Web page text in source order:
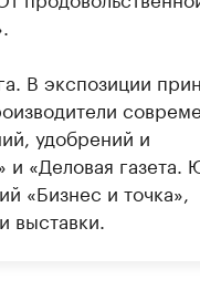
В экспозиции
удобрений и
«Деловая газета.
«Бизнес и точка»,